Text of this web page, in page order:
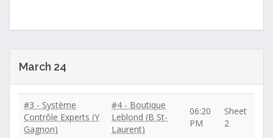
March 24
#3 - Système
Contrôle Experts (Y
Gagnon)
#4 - Boutique
Leblond (B St-
Laurent)
06:20
PM
Sheet
2